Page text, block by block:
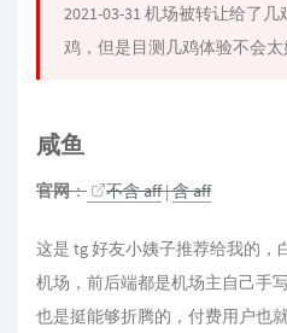
2021-03-31 机场被转让给了
鸡，但是目测几鸡体验不会太
咸鱼
官网： 不含 aff|含 aff
这是 tg 好友小姨子推荐给我的，
机场，前后端都是机场主自己手
也是挺能够折腾的，付费用户也